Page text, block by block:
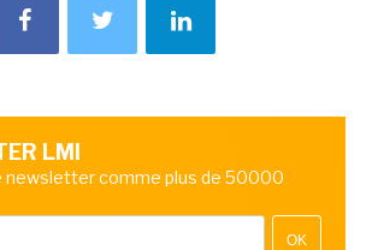
LMI
newsletter comme plus de 50000
OK